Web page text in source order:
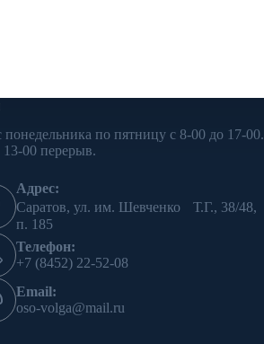
понедельника по пятницу с 8-00 до 17-00.
00 перерыв.
Адрес:
Саратов, ул. им. Шевченко Т.Г., 38/48,
п. 185
Телефон:
+7 (8452) 22-52-08
Email:
oso-volga@mail.ru